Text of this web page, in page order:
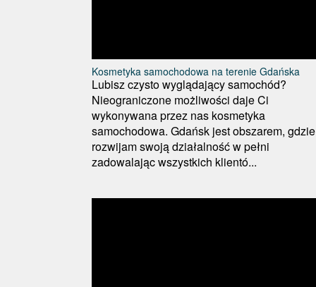
Kosmetyka samochodowa na terenie Gdańska
Lubisz czysto wyglądający samochód?
Nieograniczone możliwości daje Ci
wykonywana przez nas kosmetyka
samochodowa. Gdańsk jest obszarem, gdzie
rozwijam swoją działalność w pełni
zadowalając wszystkich klientó...